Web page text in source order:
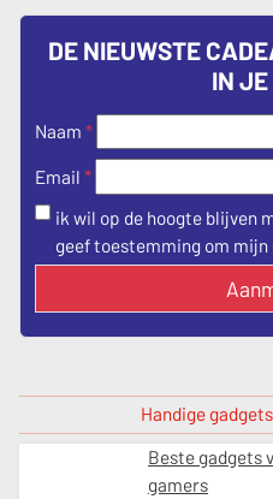
DE NIEUWSTE
IN
Naam *
Email *
ik wil op de hoogte blijven
geef toestemming om mijn
Handige
Beste gadgets
gamers